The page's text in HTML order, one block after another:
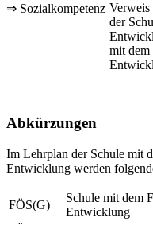
⇒ Sozialkompetenz Verweis
der
mit dem
Abkürzungen
Im Lehrplan der Schule mit
Entwicklung werden
FÖS(G)
Schule mit dem
Entwicklung